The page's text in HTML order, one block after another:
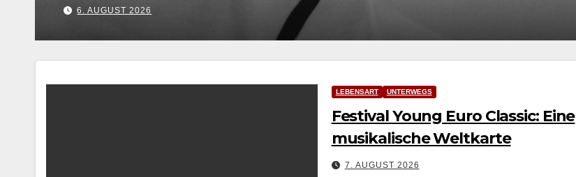
7. AUGUST 2026
LEBENSART UNTERWEGS
Festival Young Euro Classic: Eine
musikalische Weltkarte
7. AUGUST 2026